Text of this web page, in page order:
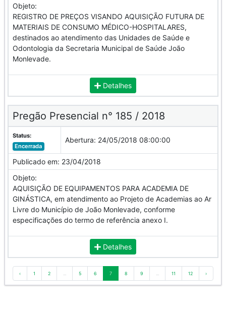
Objeto:
REGISTRO DE PREÇOS VISANDO AQUISIÇÃO FUTURA DE
MATERIAIS DE CONSUMO MÉDICO-HOSPITALARES,
destinados ao atendimento das Unidades de Saúde e
Odontologia da Secretaria Municipal de Saúde João
Monlevade.
Detalhes
Pregão Presencial n° 185 / 2018
Status:
Encerrada
Abertura: 24/05/2018 08:00:00
Publicado em: 23/04/2018
Objeto:
AQUISIÇÃO DE EQUIPAMENTOS PARA ACADEMIA DE
GINÁSTICA, em atendimento ao Projeto de Academias ao Ar
Livre do Município de João Monlevade, conforme
especificações do termo de referência anexo I.
Detalhes
‹ 1 2 5 6 7 8 9 11 12 ›